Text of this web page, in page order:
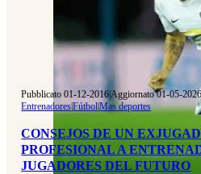
Pubblicato 01-12-2016|Aggiornato 01-05-2026
Entrenadores|Fútbol|Mas deportes
CONSEJOS DE UN
PROFESIONAL A
JUGADORES DEL FUTURO